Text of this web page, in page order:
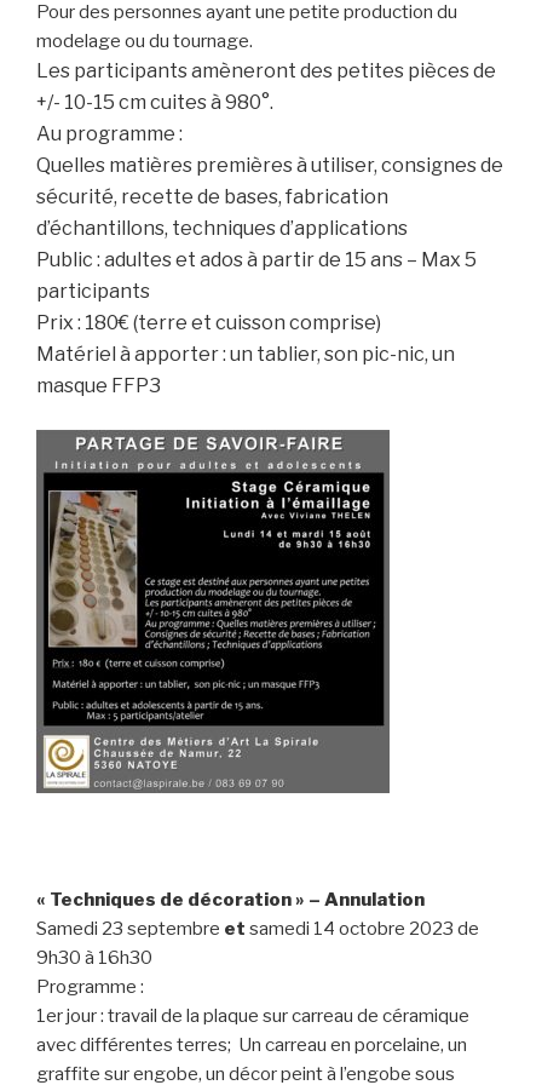
Pour des personnes ayant une petite production du
modelage ou du tournage.
Les participants amèneront des petites pièces de
+/- 10-15 cm cuites à 980°.
Au programme :
Quelles matières premières à utiliser, consignes de
sécurité, recette de bases, fabrication
d’échantillons, techniques d’applications
Public : adultes et ados à partir de 15 ans – Max 5
participants
Prix : 180€ (terre et cuisson comprise)
Matériel à apporter : un tablier, son pic-nic, un
masque FFP3
« Techniques de décoration » – Annulation
Samedi 23 septembre et samedi 14 octobre 2023 de
9h30 à 16h30
Programme :
1er jour : travail de la plaque sur carreau de céramique
avec différentes terres; Un carreau en porcelaine, un
graffite sur engobe, un décor peint à l’engobe sous